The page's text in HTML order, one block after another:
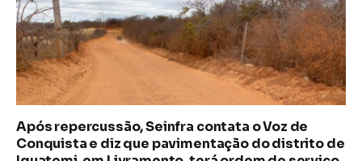
Após repercussão, Seinfra contata o Voz de
Conquista e diz que pavimentação do distrito de